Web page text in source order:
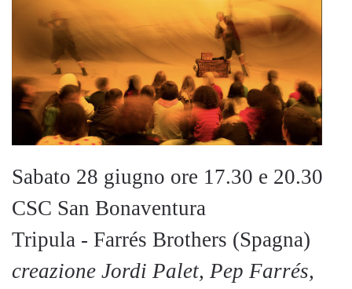
Sabato 28 giugno ore 17.30 e 20.30
CSC San Bonaventura
Tripula - Farrés Brothers (Spagna)
creazione Jordi Palet, Pep Farrés,